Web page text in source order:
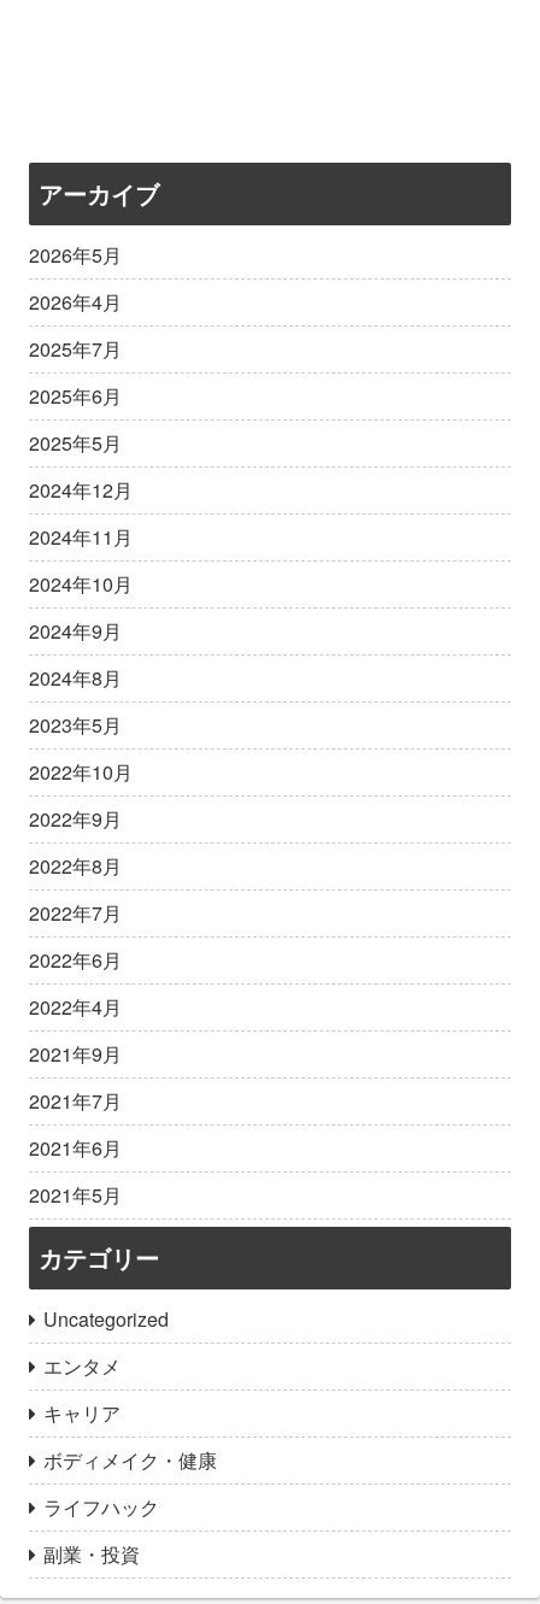
アーカイブ
2026年5月
2026年4月
2025年7月
2025年6月
2025年5月
2024年12月
2024年11月
2024年10月
2024年9月
2024年8月
2023年5月
2022年10月
2022年9月
2022年8月
2022年7月
2022年6月
2022年4月
2021年9月
2021年7月
2021年6月
2021年5月
カテゴリー
Uncategorized
エンタメ
キャリア
ボディメイク・健康
ライフハック
副業・投資